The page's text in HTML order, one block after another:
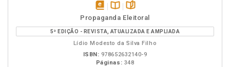
disponível
em
eBook
Disponível
na
B.V.
páginas
Propaganda Eleitoral
5ª EDIÇÃO - REVISTA, ATUALIZADA E AMPLIADA
Lídio Modesto da Silva Filho
ISBN: 978652632140-9
Páginas: 348